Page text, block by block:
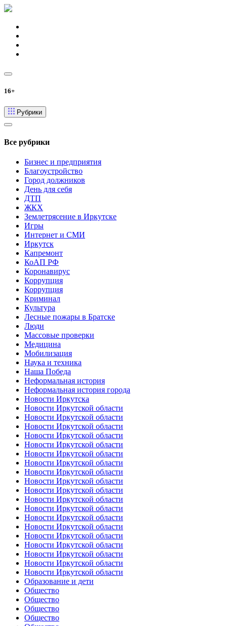
16+
Рубрики
Все рубрики
Бизнес и предприятия
Благоустройство
Город должников
День для себя
ДТП
ЖКХ
Землетрясение в Иркутске
Игры
Интернет и СМИ
Иркутск
Капремонт
КоАП РФ
Коронавирус
Коррупция
Коррупция
Криминал
Культура
Лесные пожары в Братске
Люди
Массовые проверки
Медицина
Мобилизация
Наука и техника
Наша Победа
Неформальная история
Неформальная история города
Новости Иркутска
Новости Иркутской области
Новости Иркутской области
Новости Иркутской области
Новости Иркутской области
Новости Иркутской области
Новости Иркутской области
Новости Иркутской области
Новости Иркутской области
Новости Иркутской области
Новости Иркутской области
Новости Иркутской области
Новости Иркутской области
Новости Иркутской области
Новости Иркутской области
Новости Иркутской области
Новости Иркутской области
Новости Иркутской области
Новости Иркутской области
Новости Иркутской области
Образование и дети
Общество
Общество
Общество
Общество